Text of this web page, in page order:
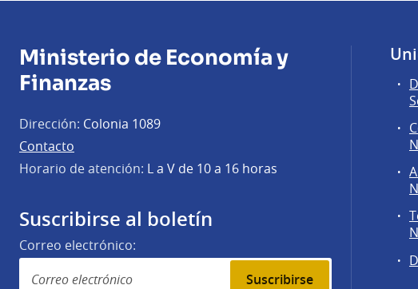
Ministerio de Economía y
Finanzas
Dirección: Colonia 1089
Contacto
Horario de atención: L a V de 10 a 16 horas
Suscribirse al boletín
Correo electrónico:
Suscribirse